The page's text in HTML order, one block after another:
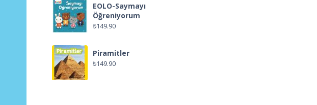
EOLO-Saymayı
Öğreniyorum
₺149.90
Piramitler
₺149.90